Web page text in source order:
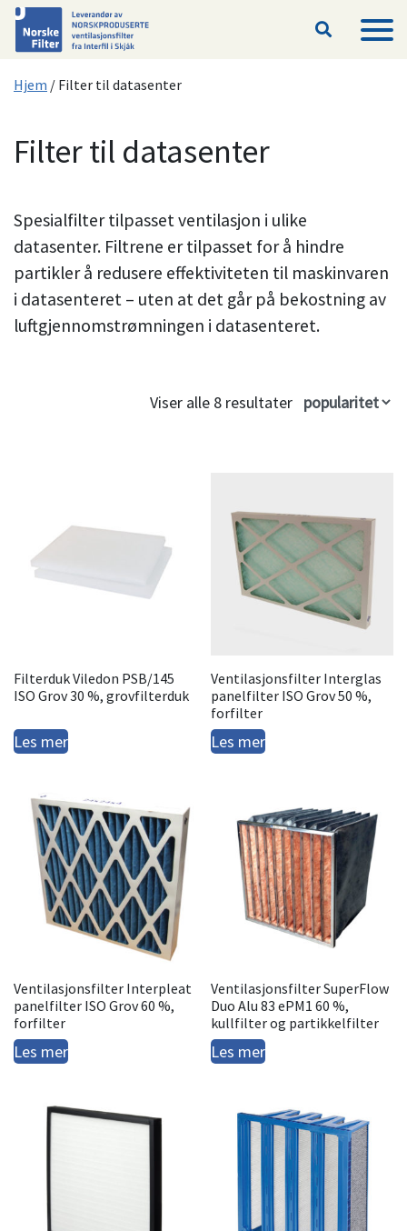
Hjem / Filter til datasenter
Filter til datasenter
Spesialfilter tilpasset ventilasjon i ulike
datasenter. Filtrene er tilpasset for å hindre
partikler å redusere effektiviteten til maskinvaren
i datasenteret – uten at det går på bekostning av
luftgjennomstrømningen i datasenteret.
Viser alle 8 resultater
Filterduk Viledon PSB/145
ISO Grov 30 %, grovfilterduk
Les mer
Ventilasjonsfilter Interglas
panelfilter ISO Grov 50 %,
forfilter
Les mer
Ventilasjonsfilter Interpleat
panelfilter ISO Grov 60 %,
forfilter
Les mer
Ventilasjonsfilter SuperFlow
Duo Alu 83 ePM1 60 %,
kullfilter og partikkelfilter
Les mer